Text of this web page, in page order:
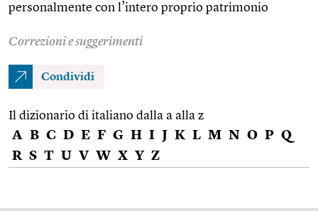
personalmente con l’intero proprio patrimonio
Correzioni e suggerimenti
Condividi
Il dizionario di italiano dalla a alla z
A B C D E F G H I J K L M N O P Q
R S T U V W X Y Z